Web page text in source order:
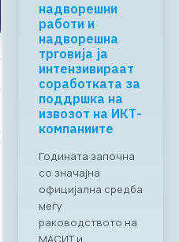
Скопје: Digital
Bridge &
Business ICT
Forum 2026 –
04.06.2026
За првпат се
создава
организирана
платформа помеѓу
македонскиот и
грчкиот ИКТ
2026 година во